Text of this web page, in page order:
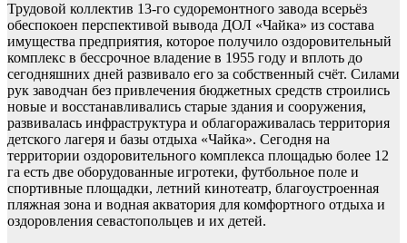
Трудовой коллектив 13-го судоремонтного завода всерьёз
обеспокоен перспективой вывода ДОЛ «Чайка» из состава
имущества предприятия, которое получило оздоровительный
комплекс в бессрочное владение в 1955 году и вплоть до
сегодняшних дней развивало его за собственный счёт. Силами
рук заводчан без привлечения бюджетных средств строились
новые и восстанавливались старые здания и сооружения,
развивалась инфраструктура и облагораживалась территория
детского лагеря и базы отдыха «Чайка». Сегодня на
территории оздоровительного комплекса площадью более 12
га есть две оборудованные игротеки, футбольное поле и
спортивные площадки, летний кинотеатр, благоустроенная
пляжная зона и водная акватория для комфортного отдыха и
оздоровления севастопольцев и их детей.